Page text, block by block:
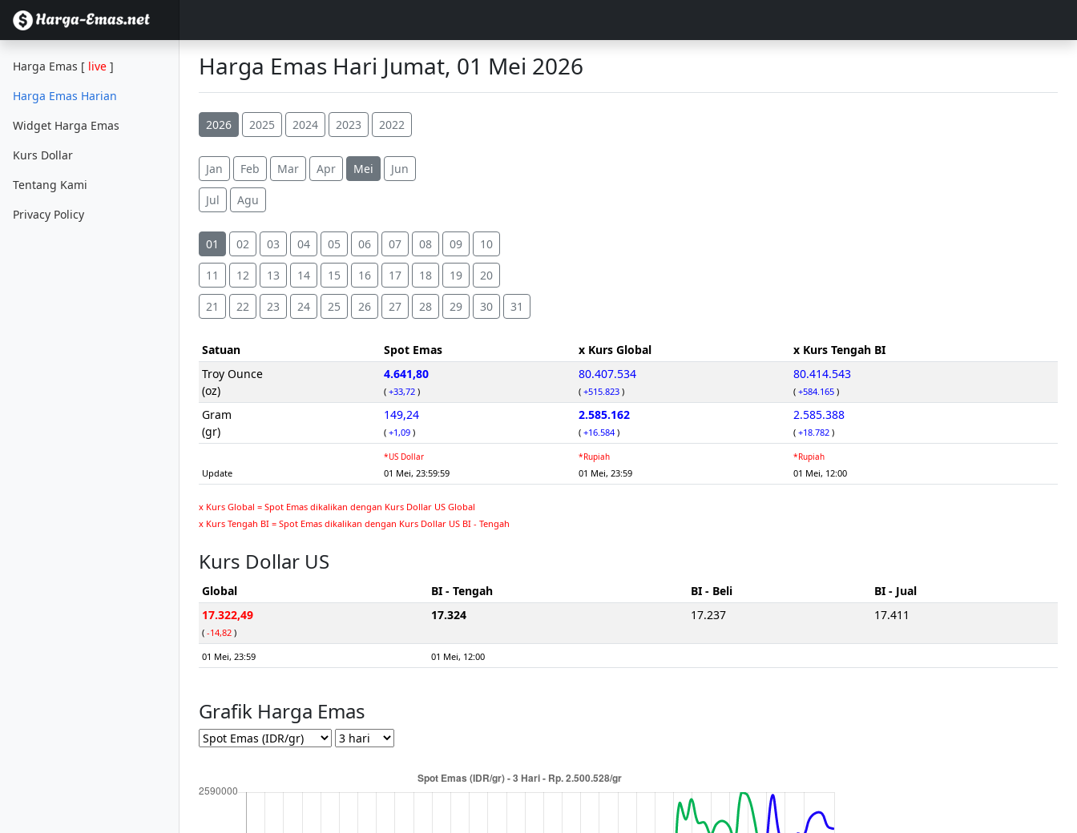
Harga Emas [ live ]
Harga Emas Harian
Widget Harga Emas
Kurs Dollar
Tentang Kami
Privacy Policy
Harga Emas Hari Jumat, 01 Mei 2026
2026 2025 2024 2023 2022
Jan Feb Mar Apr Mei Jun
Jul Agu
01 02 03 04 05 06 07 08 09 10
11 12 13 14 15 16 17 18 19 20
21 22 23 24 25 26 27 28 29 30 31
Satuan Spot Emas x Kurs Global
x Kurs Tengah BI
Troy Ounce
(oz)
4.641,80
( +33,72 )
80.407.534
( +515.823 )
80.414.543
( +584.165 )
Gram
(gr)
149,24
( +1,09 )
2.585.162
( +16.584 )
2.585.388
( +18.782 )
Update
*US Dollar
01 Mei, 23:59:59
*Rupiah
01 Mei, 23:59
*Rupiah
01 Mei, 12:00
x Kurs Global = Spot Emas dikalikan dengan Kurs Dollar US Global
x Kurs Tengah BI = Spot Emas dikalikan dengan Kurs Dollar US BI - Tengah
Kurs Dollar US
Global BI - Tengah BI - Beli
BI - Jual
17.322,49
( -14,82 )
17.324 17.237 17.411
01 Mei, 23:59 01 Mei, 12:00
Grafik Harga Emas